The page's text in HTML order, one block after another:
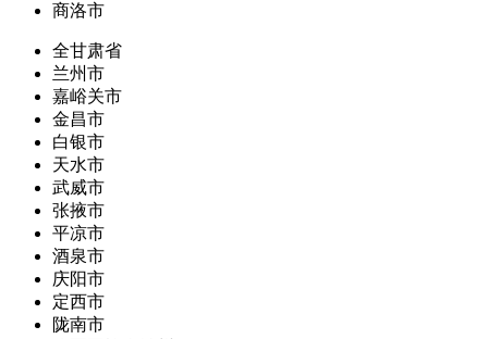
商洛市
全甘肃省
兰州市
嘉峪关市
金昌市
白银市
天水市
武威市
张掖市
平凉市
酒泉市
庆阳市
定西市
陇南市